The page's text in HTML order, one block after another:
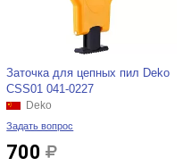
Заточка для цепных пил Deko
CSS01 041-0227
Deko
Задать вопрос
700